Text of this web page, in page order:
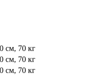
см, 70 кг
см, 70 кг
см, 70 кг